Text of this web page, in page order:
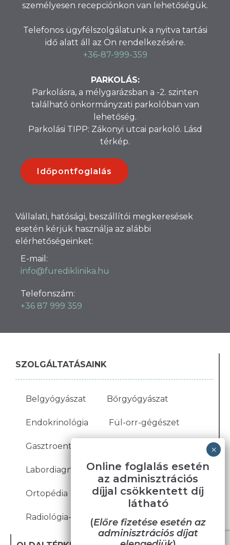
személyesen recepciónkon van lehetőségük.
Telefonos ügyfélszolgálatunk a nyitva tartási
idő alatt áll az Ön rendelkezésére.
+36-87-999-359
PARKOLÁS:
Parkolásra, a mélygarázsban a -2. szinten
található önkormányzati parkolóban van
lehetőség.
Parkolási TIPP: Zákonyi utcai parkoló. Lásd
térkép.
Időpontfoglalás
Vállalati, hatósági, beszállítói megkeresések
esetén kérjük használja az alábbi
elérhetőségeinket:
E-mail:
info@furediklinika.hu
Telefonszám:
+36 87 999 359
SZOLGÁLTATÁSAINK
Belgyógyászat Bőrgyógyászat
Endokrinológia Fül-orr-gégészet
Gasztroenterológia
Labordiagnosztika Nőgyógyászat
Ortopédia Pszichiátria
Radiológia-Ultrahang
Online foglalás esetén
az adminisztrációs
díjjal csökkentett díj
látható
(Előre fizetése esetén az
adminisztrációs díjat